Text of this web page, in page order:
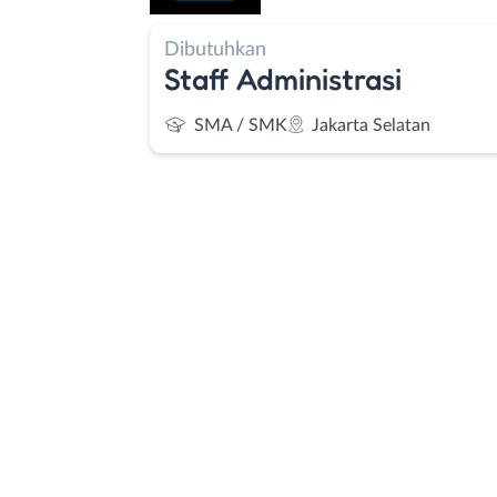
Dibutuhkan
Staff Administrasi
SMA / SMK Jakarta Selatan